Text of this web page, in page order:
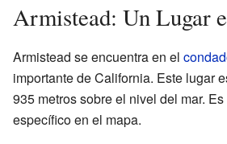
Armistead: Un Lugar
Armistead se encuentra en el
importante de California. Este lugar
935 metros sobre el nivel del mar.
específico en el mapa.